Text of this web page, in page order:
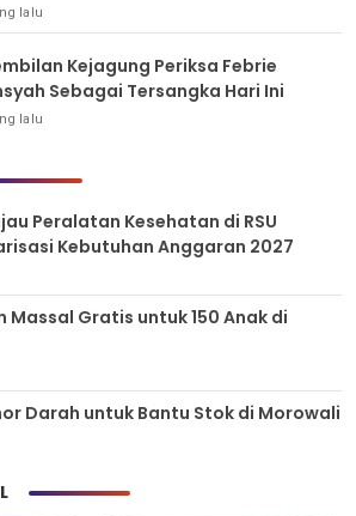
lalu
Kejagung Periksa Febrie
Sebagai Tersangka Hari Ini
lalu
Peralatan Kesehatan di RSU
Kebutuhan Anggaran 2027
Massal Gratis untuk 150 Anak di
Darah untuk Bantu Stok di Morowali